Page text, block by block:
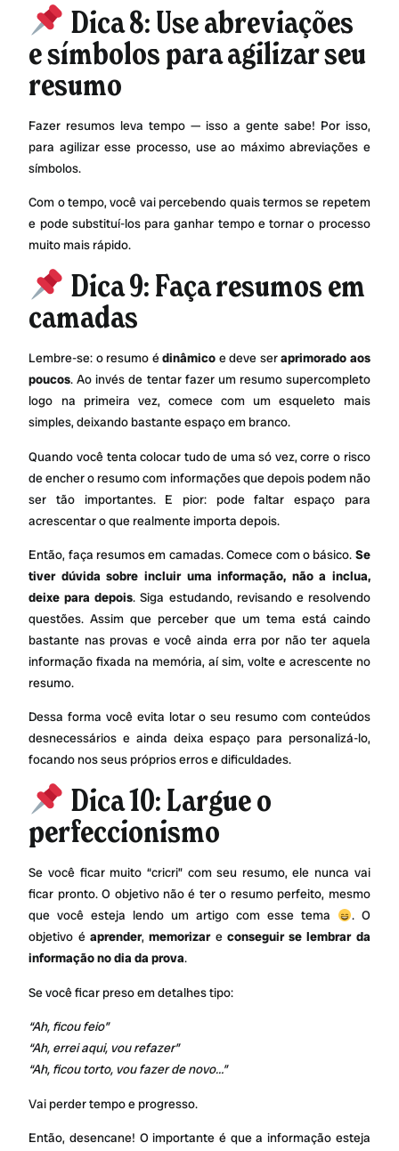
Dica 8: Use abreviações
e símbolos para agilizar seu
resumo
Fazer resumos leva tempo — isso a gente sabe! Por isso,
para agilizar esse processo, use ao máximo abreviações e
símbolos.
Com o tempo, você vai percebendo quais termos se repetem
e pode substituí-los para ganhar tempo e tornar o processo
muito mais rápido.
Dica 9: Faça resumos em
camadas
Lembre-se: o resumo édinâmico e deve seraprimorado aos
poucos. Ao invés de tentar fazer um resumo supercompleto
logo na primeira vez, comece com um esqueleto mais
simples, deixando bastante espaço em branco.
Quando você tenta colocar tudo de uma só vez, corre o risco
de encher o resumo com informações que depois podem não
ser tão importantes. E pior: pode faltar espaço para
acrescentar o que realmente importa depois.
Então, faça resumos em camadas. Comece com o básico. Se
tiver dúvida sobre incluir uma informação, não a inclua,
deixe para depois. Siga estudando, revisando e resolvendo
questões. Assim que perceber que um tema está caindo
bastante nas provas e você ainda erra por não ter aquela
informação fixada na memória, aí sim, volte e acrescente no
resumo.
Dessa forma você evita lotar o seu resumo com conteúdos
desnecessários e ainda deixa espaço para personalizá-lo,
focando nos seus próprios erros e dificuldades.
Dica 10: Largue o
perfeccionismo
Se você ficar muito “cricri” com seu resumo, ele nunca vai
ficar pronto. O objetivo não é ter o resumo perfeito, mesmo
que você esteja lendo um artigo com esse tema
. O
objetivo é aprender,memorizare conseguir se lembrar da
informação no dia da prova.
Se você ficar preso em detalhes tipo:
“Ah, ficou feio”
“Ah, errei aqui, vou refazer”
“Ah, ficou torto, vou fazer de novo…”
Vai perder tempo e progresso.
Então, desencane! O importante é que a informação esteja